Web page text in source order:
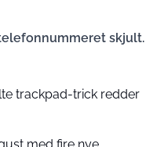
skjult.
trackpad-trick redder
med fire nye